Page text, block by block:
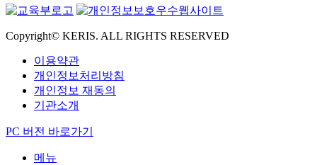
Copyright© KERIS. ALL RIGHTS RESERVED
이용약관
개인정보처리방침
개인정보 재동의
기관소개
PC 버전 바로가기
메뉴